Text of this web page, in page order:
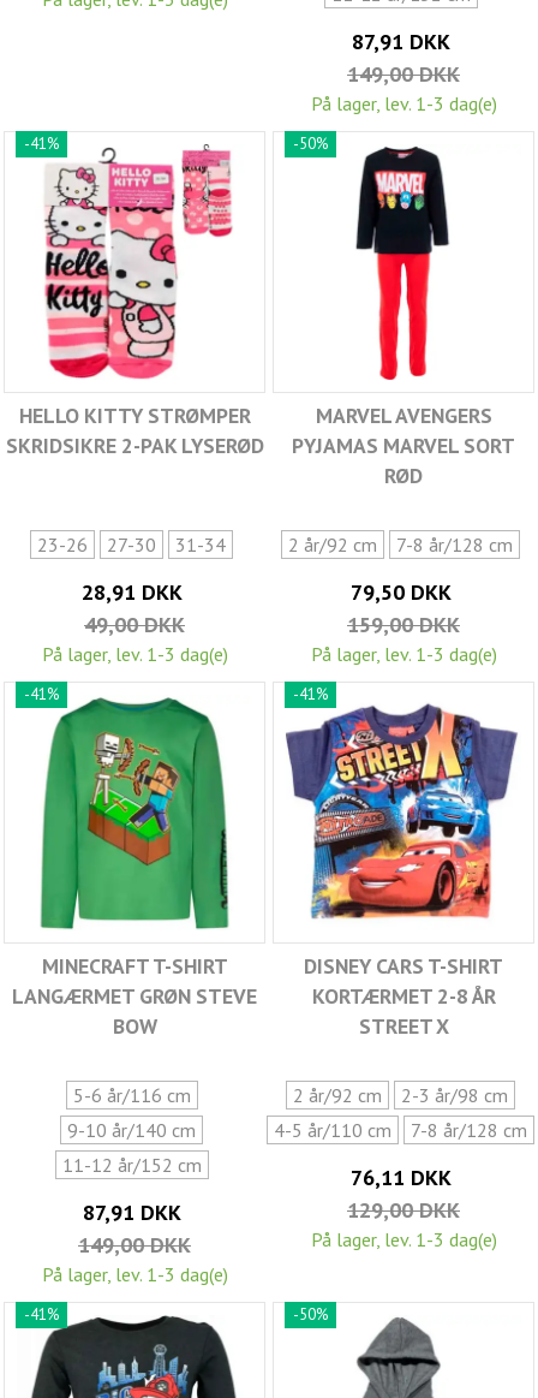
87,91 DKK
149,00 DKK
På lager, lev. 1-3 dag(e)
-41%
HELLO KITTY STRØMPER
SKRIDSIKRE 2-PAK LYSERØD
23-26 27-30 31-34
28,91 DKK
49,00 DKK
På lager, lev. 1-3 dag(e)
-50%
MARVEL AVENGERS
PYJAMAS MARVEL SORT
RØD
2 år/92 cm 7-8 år/128 cm
79,50 DKK
159,00 DKK
På lager, lev. 1-3 dag(e)
-41%
MINECRAFT T-SHIRT
LANGÆRMET GRØN STEVE
BOW
5-6 år/116 cm
9-10 år/140 cm
11-12 år/152 cm
87,91 DKK
149,00 DKK
På lager, lev. 1-3 dag(e)
-41%
DISNEY CARS T-SHIRT
KORTÆRMET 2-8 ÅR
STREET X
2 år/92 cm
2-3 år/98 cm
4-5 år/110 cm
7-8 år/128 cm
76,11 DKK
129,00 DKK
På lager, lev. 1-3 dag(e)
-41% -50%